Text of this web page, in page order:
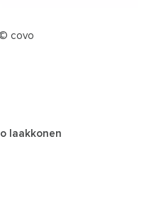
covo
laakkonen